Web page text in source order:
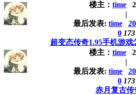
楼主： time
|
最后发表: time
0 173
超变态传奇1.95手机游
楼主： time
|
最后发表: time
0 173
赤月复古传